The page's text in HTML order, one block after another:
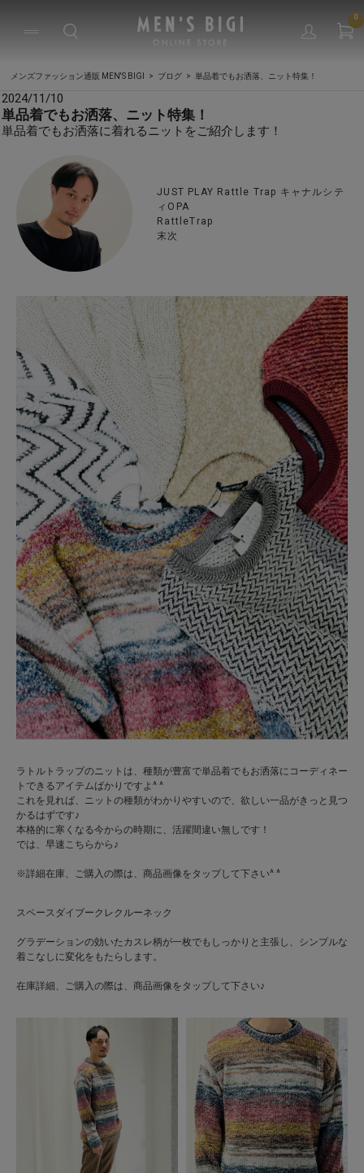
0
メンズファッション通販 MEN'S BIGI ブログ 単品着でもお洒落、ニット特集！
2024/11/10
単品着でもお洒落、ニット特集！
単品着でもお洒落に着れるニットをご紹介します！
JUST PLAY Rattle Trap キャナルシテ
ィOPA
RattleTrap
末次
ラトルトラップのニットは、種類が豊富で単品着でもお洒落にコーディネー
トできるアイテムばかりですよ^ ^
これを見れば、ニットの種類がわかりやすいので、欲しい一品がきっと見つ
かるはずです♪
本格的に寒くなる今からの時期に
活躍間違い無しです！
では、早速こちらから♪
※詳細在庫、ご購入の際は、商品画像をタップして下さい^ ^
スペースダイブークレクルーネック
グラデーションの効いたカスレ柄が一枚でもしっかりと主張し、シンプルな
着こなしに変化をもたらします。
在庫詳細、ご購入の際は、商品画像をタップして下さい♪